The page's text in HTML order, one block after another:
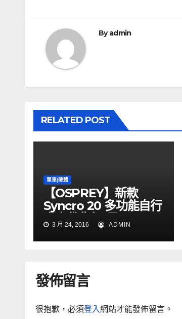
導
覽
Byadmin
RELATED POST
單車|硬體
【OSPREY】新款
Syncro 20 多功能自行
車水袋背包_黑
3 月 24, 2016 ADMIN
發佈留言
很抱歉，必須登入網站才能發佈留言。